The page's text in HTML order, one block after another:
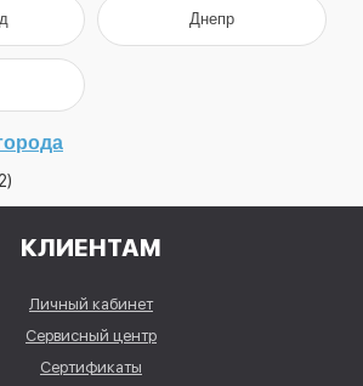
Днепр
КЛИЕНТАМ
Личный кабинет
Сервисный центр
Сертификаты